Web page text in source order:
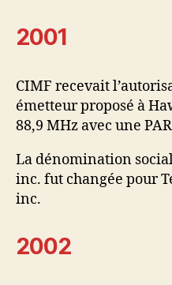
2001
CIMF recevait
émetteur proposé à
88,9 MHz avec une
La dénomination
inc. fut changée pour
inc.
2002